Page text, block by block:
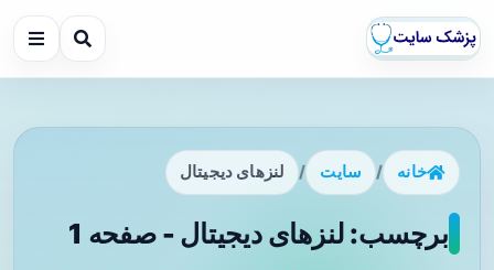
خانه / سایت / لنزهای دیجیتال
برچسب: لنزهای دیجیتال - صفحه 1